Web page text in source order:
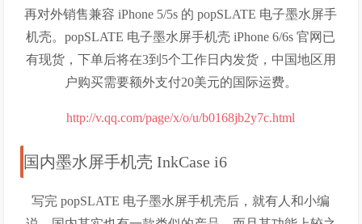
再对外销售兼容 iPhone 5/5s 的 popSLATE 电子墨水屏手
机壳。popSLATE 电子墨水屏手机壳 iPhone 6/6s 官网已
有现货，下单后将在3到5个工作日内发货，中国地区用
户购买需要额外支付20美元的国际运费。
http://v.qq.com/page/x/o/u/b0168jb2y7c.html
国内墨水屏手机壳 InkCase i6
写完 popSLATE 电子墨水屏手机壳后，就有人和小编